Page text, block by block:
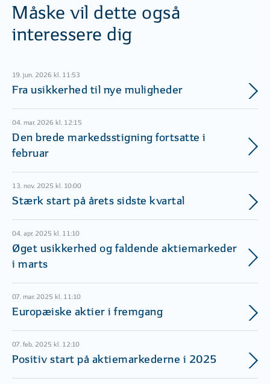
Måske vil dette også
interessere dig
19. jun. 2026 kl. 11:53
Fra usikkerhed til nye muligheder
04. mar. 2026 kl. 12:15
Den brede markedsstigning fortsatte i
februar
13. nov. 2025 kl. 10:00
Stærk start på årets sidste kvartal
04. apr. 2025 kl. 11:10
Øget usikkerhed og faldende aktiemarkeder
i marts
07. mar. 2025 kl. 11:10
Europæiske aktier i fremgang
07. feb. 2025 kl. 12:10
Positiv start på aktiemarkederne i 2025